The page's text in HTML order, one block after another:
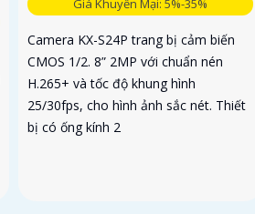
Giá Khuyến Mại: 5%-35%
Camera KX-S24P trang bị cảm biến
CMOS 1/2. 8” 2MP với chuẩn nén
H.265+ và tốc độ khung hình
25/30fps, cho hình ảnh sắc nét. Thiết
bị có ống kính 2